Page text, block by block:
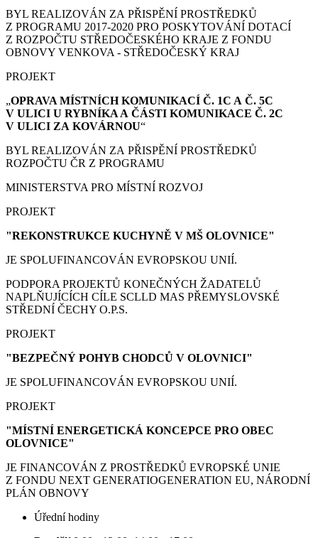
BYL REALIZOVÁN ZA PŘISPĚNÍ PROSTŘEDKŮ
Z PROGRAMU 2017-2020 PRO POSKYTOVÁNÍ DOTACÍ
Z ROZPOČTU STŘEDOČESKÉHO KRAJE Z FONDU
OBNOVY VENKOVA - STŘEDOČESKÝ KRAJ
PROJEKT
„OPRAVA MÍSTNÍCH KOMUNIKACÍ Č. 1C A Č. 5C
V ULICI U RYBNÍKA A ČÁSTI KOMUNIKACE Č. 2C
V ULICI ZA KOVÁRNOU“
BYL REALIZOVÁN ZA PŘISPĚNÍ PROSTŘEDKŮ
ROZPOČTU ČR Z PROGRAMU
MINISTERSTVA PRO MÍSTNÍ ROZVOJ
PROJEKT
"REKONSTRUKCE KUCHYNĚ V MŠ OLOVNICE"
JE SPOLUFINANCOVÁN EVROPSKOU UNIÍ.
PODPORA PROJEKTŮ KONEČNÝCH ŽADATELŮ
NAPLŇUJÍCÍCH CÍLE SCLLD MAS PŘEMYSLOVSKÉ
STŘEDNÍ ČECHY O.P.S.
PROJEKT
"BEZPEČNÝ POHYB CHODCŮ V OLOVNICI"
JE SPOLUFINANCOVÁN EVROPSKOU UNIÍ.
PROJEKT
"MÍSTNÍ ENERGETICKÁ KONCEPCE PRO OBEC
OLOVNICE"
JE FINANCOVÁN Z PROSTŘEDKŮ EVROPSKÉ UNIE
Z FONDU NEXT GENERATIOGENERATION EU, NÁRODNÍ
PLÁN OBNOVY
Úřední hodiny